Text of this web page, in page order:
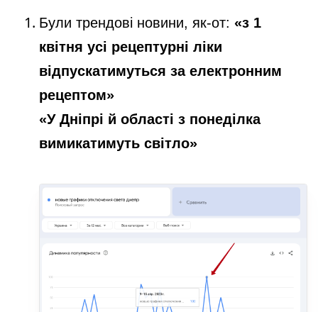
Були трендові новини, як-от: «з 1
квітня усі рецептурні ліки
відпускатимуться за електронним
рецептом»
«У Дніпрі й області з понеділка
вимикатимуть світло»